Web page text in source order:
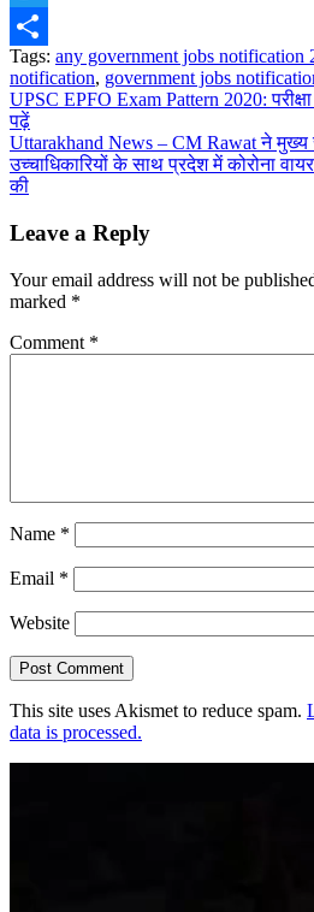
Twitter
Share
Tags: any government jobs notification
notification, government jobs
Post
navigation
UPSC EPFO Exam Pattern 2020:
पढ़ें
Uttarakhand News – CM Rawat ने
उच्चाधिकारियों के साथ प्रदेश में कोरोना
की
Leave a Reply
Your email address will not be
marked *
Comment *
Name *
Email *
Website
This site uses Akismet to reduce spam.
data is processed.